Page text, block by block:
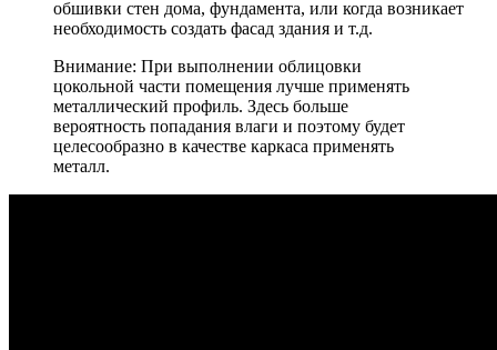
обшивки стен дома, фундамента, или когда возникает
необходимость создать фасад здания и т.д.
Внимание: При выполнении облицовки
цокольной части помещения лучше применять
металлический профиль. Здесь больше
вероятность попадания влаги и поэтому будет
целесообразно в качестве каркаса применять
металл.